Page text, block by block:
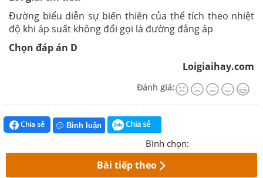
Đường biểu diễn sự biến thiên của thể tích theo nhiệt
độ khi áp suất không đổi gọi là đường đẳng áp
Chọn đáp án D
Loigiaihay.com
Đánh giá:
Chia sẻ Bình luận Chia sẻ
Bình chọn:
Bài tiếp theo